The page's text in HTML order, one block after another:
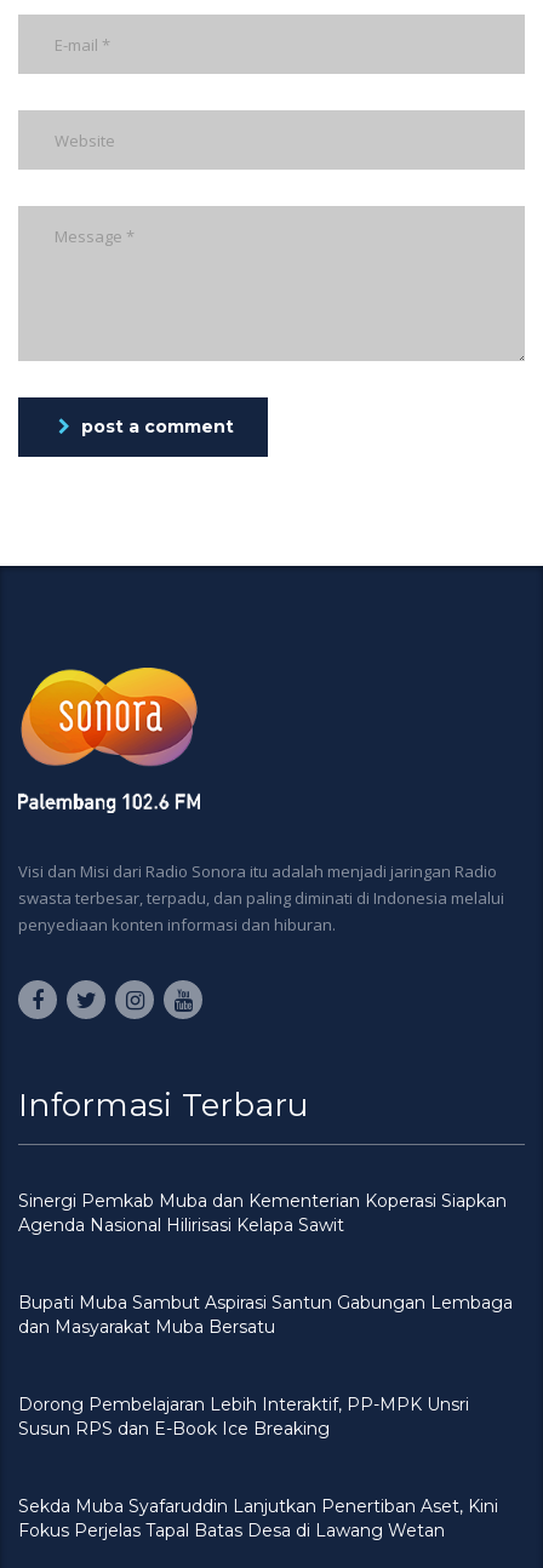
post a comment
Visi dan Misi dari Radio Sonora itu adalah menjadi jaringan Radio
swasta terbesar, terpadu, dan paling diminati di Indonesia melalui
penyediaan konten informasi dan hiburan.
Informasi Terbaru
Sinergi Pemkab Muba dan Kementerian Koperasi Siapkan
Agenda Nasional Hilirisasi Kelapa Sawit
Bupati Muba Sambut Aspirasi Santun Gabungan Lembaga
dan Masyarakat Muba Bersatu
Dorong Pembelajaran Lebih Interaktif, PP-MPK Unsri
Susun RPS dan E-Book Ice Breaking
Sekda Muba Syafaruddin Lanjutkan Penertiban Aset, Kini
Fokus Perjelas Tapal Batas Desa di Lawang Wetan